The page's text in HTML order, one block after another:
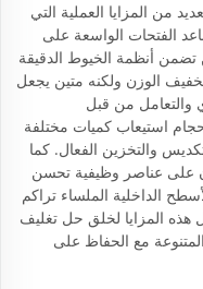
من المزايا العملية التي
الفتحات الواسعة على
تضمن أنظمة الخيوط الدقيقة
الوزن ولكنه متين يجعل
والتعامل من قبل
استيعاب كميات مختلفة
والتخزين الفعال. كما
على عناصر وظيفية تحسن
الداخلية الملساء تراكم
هذه المزايا لخلق حل تغليف
مع الحفاظ على